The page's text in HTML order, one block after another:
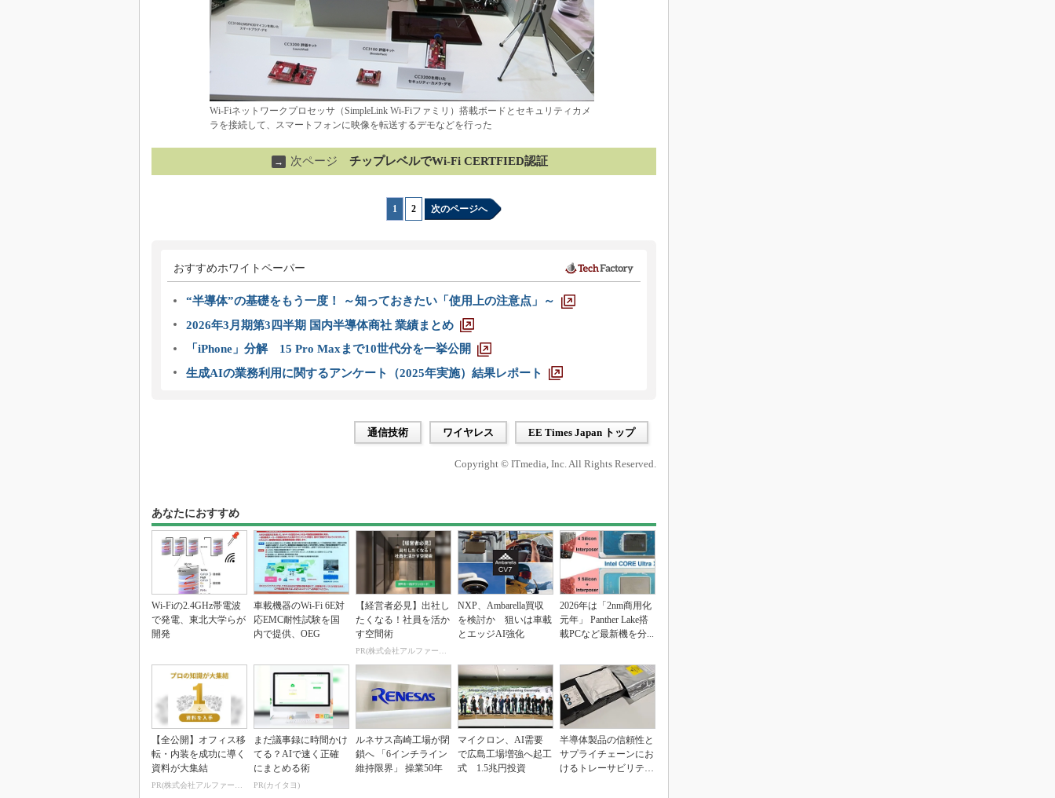
Wi-Fiネットワークプロセッサ（SimpleLink Wi-Fiファミリ）搭載ボードとセキュリティカメ
ラを接続して、スマートフォンに映像を転送するデモなどを行った
→ 次ページ チップレベルでWi-Fi CERTFIED認証
1 2 次のページへ
おすすめホワイトペーパー
“半導体”の基礎をもう一度！ ～知っておきたい「使用上の注意点」～
2026年3月期第3四半期 国内半導体商社 業績まとめ
「iPhone」分解 15 Pro Maxまで10世代分を一挙公開
生成AIの業務利用に関するアンケート（2025年実施）結果レポート
通信技術 ワイヤレス EE Times Japan トップ
Copyright © ITmedia, Inc. All Rights Reserved.
あなたにおすすめ
Wi-Fiの2.4GHz帯電波
で発電、東北大学らが
開発
車載機器のWi-Fi 6E対
応EMC耐性試験を国
内で提供、OEG
【経営者必見】出社し
たくなる！社員を活か
す空間術
PR(株式会社アルファーテクノ)
NXP、Ambarella買収
を検討か 狙いは車載
とエッジAI強化
2026年は「2nm商用化
元年」 Panther Lake搭
載PCなど最新機を分...
【全公開】オフィス移
転・内装を成功に導く
資料が大集結
PR(株式会社アルファーテクノ)
まだ議事録に時間かけ
てる？AIで速く正確
にまとめる術
PR(カイタヨ)
ルネサス高崎工場が閉
鎖へ 「6インチライン
維持限界」 操業50年
マイクロン、AI需要
で広島工場増強へ起工
式 1.5兆円投資
半導体製品の信頼性と
サプライチェーンにお
けるトレーサビリティ